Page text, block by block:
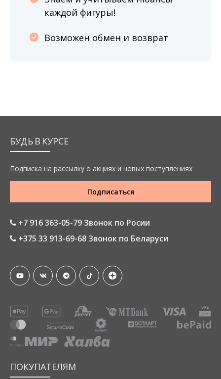
каждой фигуры!
Возможен обмен и возврат
БУДЬ В КУРСЕ
Подписка на рассылку о акциях и новых поступлениях
Подписаться
+7 916 363-05-79 Звонок по Росии
+375 33 913-69-68 Звонок по Беларуси
ПОКУПАТЕЛЯМ